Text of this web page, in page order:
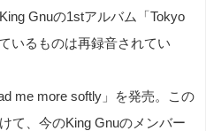
Gnuの1stアルバム「Tokyo
いるものは再録音されてい
me more softly」を発売。この
て、今のKing Gnuのメンバー